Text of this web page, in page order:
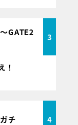
GATE2
3
！
チ 4